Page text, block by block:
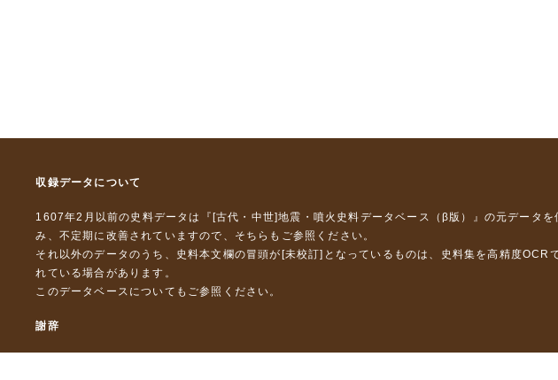
収録データについて
1607年2月以前の史料データは『 [古代・中世]地震・噴火史料データベース（β版）』 の元データを
み、不定期に改善されていますので、 そちら もご参照ください。
それ以外のデータのうち、史料本文欄の冒頭が[未校訂]となっているものは、史料集を高精度
れている場合があります。
このデータベースについて もご参照ください。
謝辞